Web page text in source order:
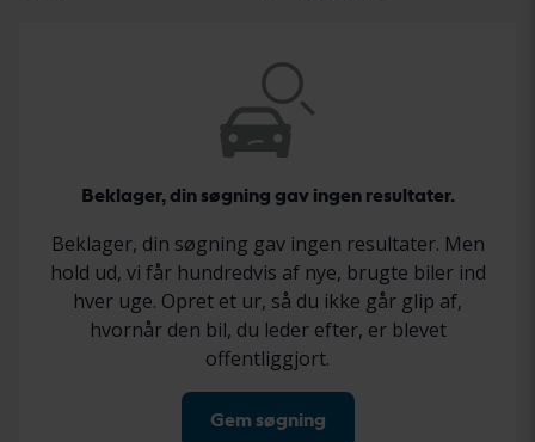
Beklager, din søgning gav ingen resultater.
Beklager, din søgning gav ingen resultater. Men
hold ud, vi får hundredvis af nye, brugte biler ind
hver uge. Opret et ur, så du ikke går glip af,
hvornår den bil, du leder efter, er blevet
offentliggjort.
Gem søgning